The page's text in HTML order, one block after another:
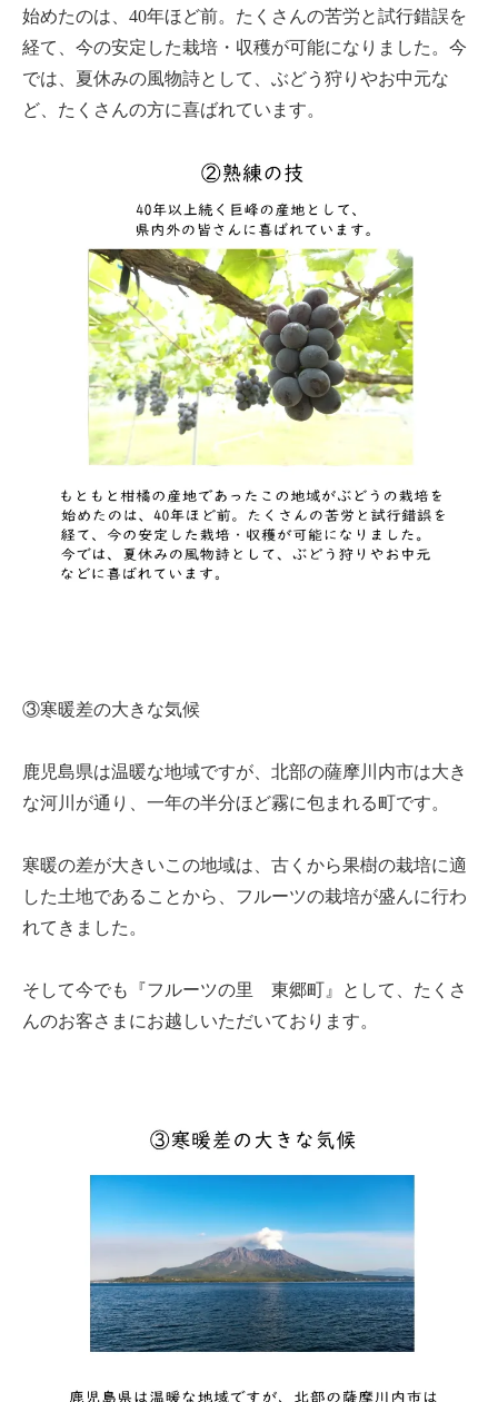
始めたのは、40年ほど前。たくさんの苦労と試行錯誤を
経て、今の安定した栽培・収穫が可能になりました。今
では、夏休みの風物詩として、ぶどう狩りやお中元な
ど、たくさんの方に喜ばれています。
③寒暖差の大きな気候
鹿児島県は温暖な地域ですが、北部の薩摩川内市は大き
な河川が通り、一年の半分ほど霧に包まれる町です。
寒暖の差が大きいこの地域は、古くから果樹の栽培に適
した土地であることから、フルーツの栽培が盛んに行わ
れてきました。
そして今でも『フルーツの里 東郷町』として、たくさ
んのお客さまにお越しいただいております。